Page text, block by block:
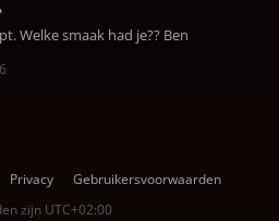
Welke smaak had je?? Ben
Privacy
Gebruikersvoorwaarden
zijn UTC+02:00